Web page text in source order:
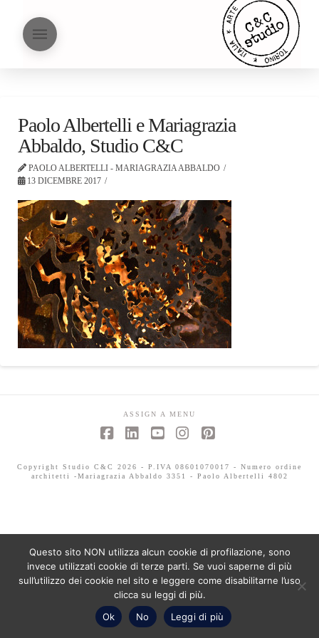
Paolo Albertelli e Mariagrazia
Abbaldo, Studio C&C
PAOLO ALBERTELLI - MARIAGRAZIA ABBALDO
13 DICEMBRE 2017
ASSIGN A MENU
Copyright Studio C&C 2026 - P.IVA 08601070017 - Numero ordine
architetti -Mariagrazia Abbaldo 3351 - Paolo Albertelli 4802
Questo sito NON utilizza alcun cookie di profilazione, sono
invece utilizzati cookie di terze parti. Se vuoi saperne di più
sull’utilizzo dei cookie nel sito e leggere come disabilitarne l’uso
clicca su leggi di più.
Ok
No Leggi di più